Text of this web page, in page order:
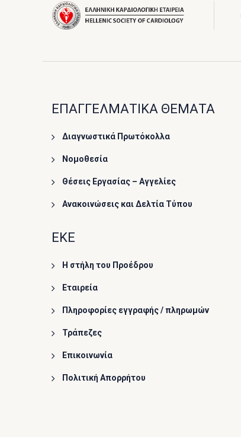
ΕΠΑΓΓΕΛΜΑΤΙΚΑ ΘΕΜΑΤΑ
Διαγνωστικά Πρωτόκολλα
Νομοθεσία
Θέσεις Εργασίας – Αγγελίες
Ανακοινώσεις και Δελτία Τύπου
ΕΚΕ
Η στήλη του Προέδρου
Εταιρεία
Πληροφορίες εγγραφής / πληρωμών
Τράπεζες
Επικοινωνία
Πολιτική Απορρήτου